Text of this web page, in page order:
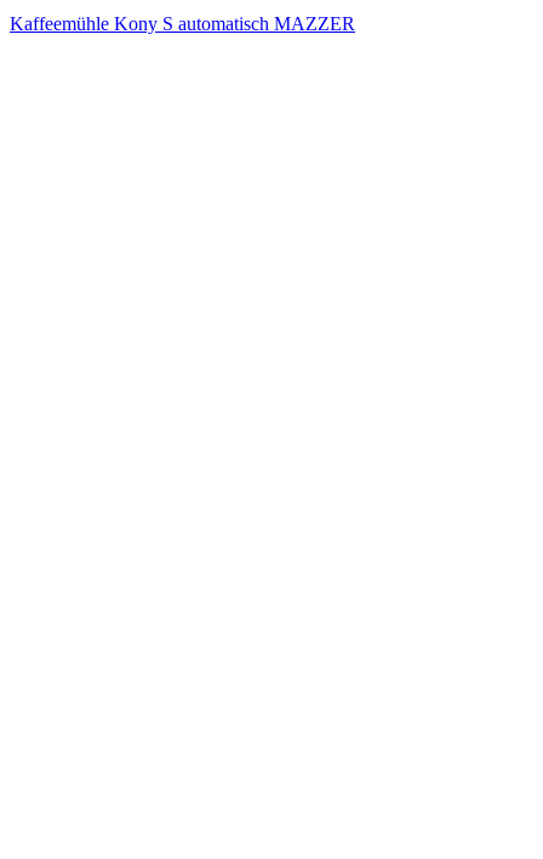
Kaffeemühle Kony S automatisch MAZZER